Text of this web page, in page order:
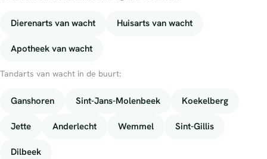
Dierenarts van wacht Huisarts van wacht
Apotheek van wacht
Tandarts van wacht in de buurt:
Ganshoren Sint-Jans-Molenbeek Koekelberg
Jette Anderlecht Wemmel Sint-Gillis
Dilbeek